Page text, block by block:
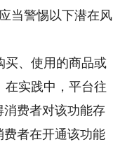
当警惕以下潜在风
、使用的商品或
在实践中，平台往
消费者对该功能存
费者在开通该功能